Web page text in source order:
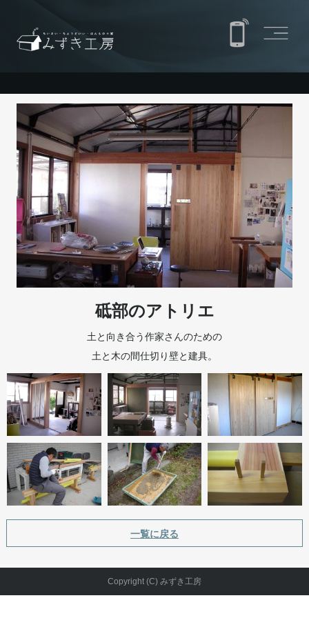
砥部のアトリエ
土と向き合う作家さんのための
土と木の間仕切り壁と建具。
一覧に戻る
Copyright (C) みずき工房